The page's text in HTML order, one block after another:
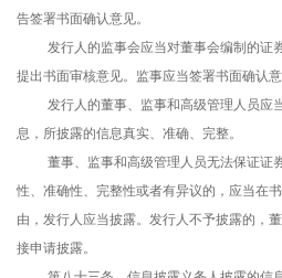
告签署书面确认意见。
发行人的监事会应当对董事会编制的证
提出书面审核意见。监事应当签署书面确认意
发行人的董事、监事和高级管理人员应
息，所披露的信息真实、准确、完整。
董事、监事和高级管理人员无法保证证
性、准确性、完整性或者有异议的，应当在
由，发行人应当披露。发行人不予披露的，
接申请披露。